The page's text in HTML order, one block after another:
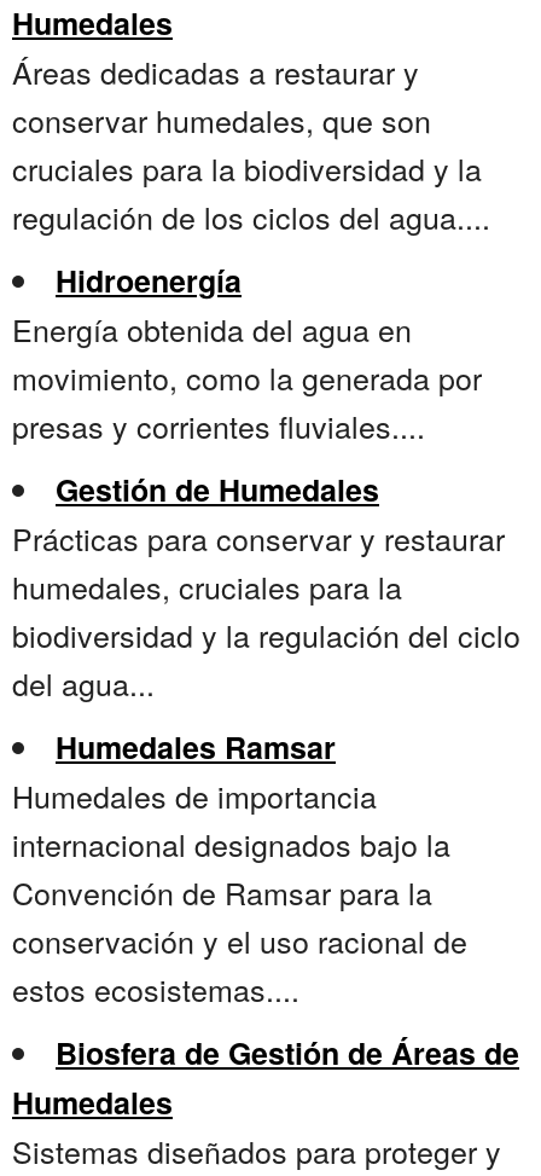
Humedales
Áreas dedicadas a restaurar y
conservar humedales, que son
cruciales para la biodiversidad y la
regulación de los ciclos del agua....
Hidroenergía
Energía obtenida del agua en
movimiento, como la generada por
presas y corrientes fluviales....
Gestión de Humedales
Prácticas para conservar y restaurar
humedales, cruciales para la
biodiversidad y la regulación del ciclo
del agua...
Humedales Ramsar
Humedales de importancia
internacional designados bajo la
Convención de Ramsar para la
conservación y el uso racional de
estos ecosistemas....
Biosfera de Gestión de Áreas de
Humedales
Sistemas diseñados para proteger y